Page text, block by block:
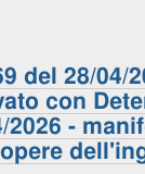
del 28/04/
con
2026 -